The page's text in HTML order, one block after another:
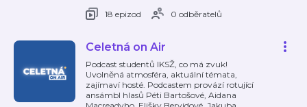
18 epizod
0 odběratelů
Celetná on Air
Podcast studentů IKSŽ, co má zvuk!
Uvolněná atmosféra, aktuální témata,
zajímaví hosté. Podcastem provází rotující
ansámbl hlasů Péti Bartošové, Aidana